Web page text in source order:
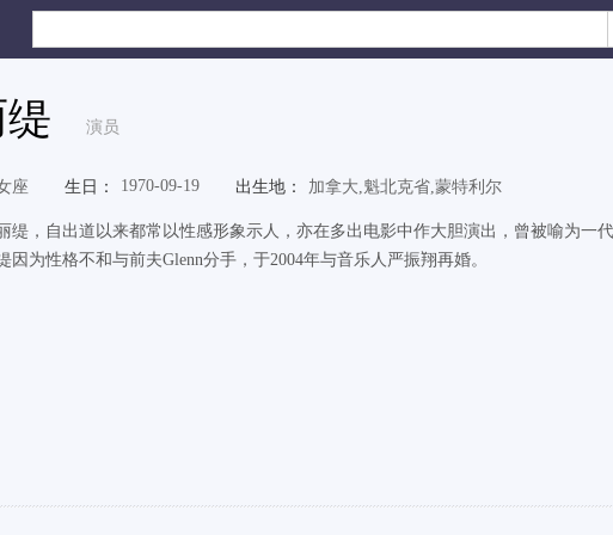
演员
座 生日： 1970-09-19 出生地： 加拿大,魁北克省,蒙特利尔
缇，自出道以来都常以性感形象示人，亦在多出电影中作大胆演出，曾被喻为一
因为性格不和与前夫Glenn分手，于2004年与音乐人严振翔再婚。